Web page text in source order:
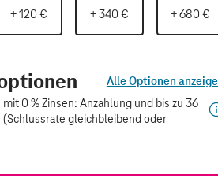
+120 € +340 € +680 €
Alle Optionen
0 % Zinsen: Anzahlung und bis zu 36
(Schlussrate gleichbleibend oder